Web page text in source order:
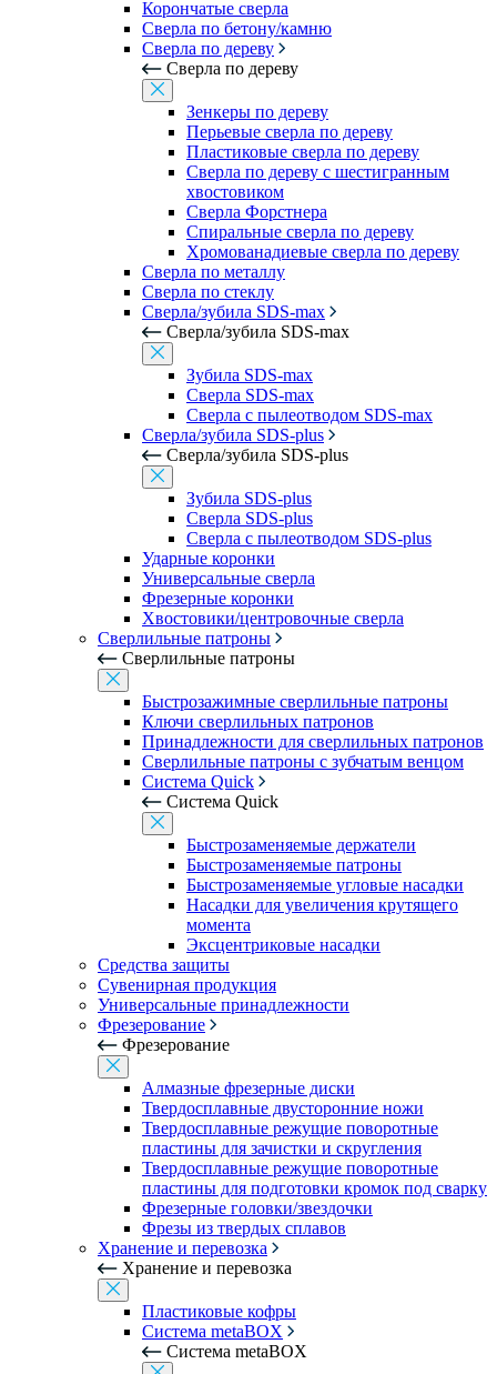
Корончатые сверла
Сверла по бетону/камню
Сверла по дереву
Сверла по дереву
Зенкеры по дереву
Перьевые сверла по дереву
Пластиковые сверла по дереву
Сверла по дереву с шестигранным
хвостовиком
Сверла Форстнера
Спиральные сверла по дереву
Хромованадиевые сверла по дереву
Сверла по металлу
Сверла по стеклу
Сверла/зубила SDS-max
Сверла/зубила SDS-max
Зубила SDS-max
Сверла SDS-max
Сверла с пылеотводом SDS-max
Сверла/зубила SDS-plus
Сверла/зубила SDS-plus
Зубила SDS-plus
Сверла SDS-plus
Сверла с пылеотводом SDS-plus
Ударные коронки
Универсальные сверла
Фрезерные коронки
Хвостовики/центровочные сверла
Сверлильные патроны
Сверлильные патроны
Быстрозажимные сверлильные патроны
Ключи сверлильных патронов
Принадлежности для сверлильных патронов
Сверлильные патроны с зубчатым венцом
Система Quick
Система Quick
Быстрозаменяемые держатели
Быстрозаменяемые патроны
Быстрозаменяемые угловые насадки
Насадки для увеличения крутящего
момента
Эксцентриковые насадки
Средства защиты
Сувенирная продукция
Универсальные принадлежности
Фрезерование
Фрезерование
Алмазные фрезерные диски
Твердосплавные двусторонние ножи
Твердосплавные режущие поворотные
пластины для зачистки и скругления
Твердосплавные режущие поворотные
пластины для подготовки кромок под сварку
Фрезерные головки/звездочки
Фрезы из твердых сплавов
Хранение и перевозка
Хранение и перевозка
Пластиковые кофры
Система metaBOX
Система metaBOX